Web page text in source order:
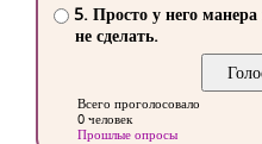
5. Просто у него
не сделать.
Всего проголосовало
0 человек
Прошлые опросы